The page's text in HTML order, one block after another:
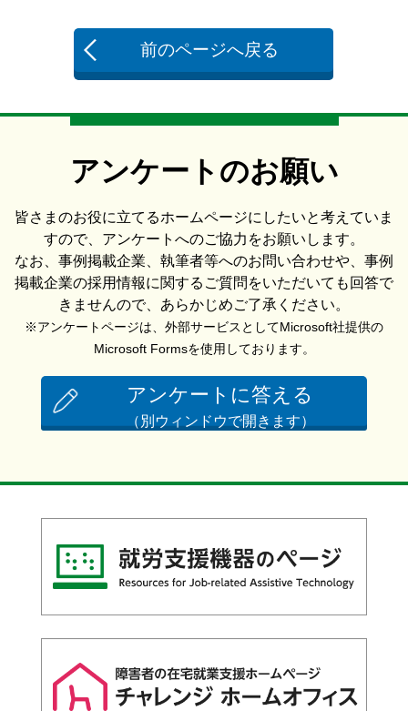
前のページへ戻る
アンケートのお願い
皆さまのお役に立てるホームページにしたいと考えていま
すので、アンケートへのご協力をお願いします。
なお、事例掲載企業、執筆者等へのお問い合わせや、事例
掲載企業の採用情報に関するご質問をいただいても回答で
きませんので、あらかじめご了承ください。
※アンケートページは、外部サービスとしてMicrosoft社提供の
Microsoft Formsを使用しております。
アンケートに答える
（別ウィンドウで開きます）